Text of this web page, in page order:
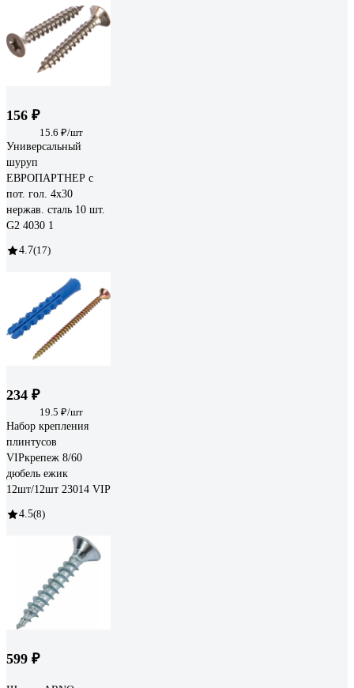
156 ₽
15.6 ₽/шт
Универсальный
шуруп
ЕВРОПАРТНЕР с
пот. гол. 4х30
нержав. сталь 10 шт.
G2 4030 1
4.7(17)
234 ₽
19.5 ₽/шт
Набор крепления
плинтусов
VIPкрепеж 8/60
дюбель ежик
12шт/12шт 23014 VIP
4.5(8)
599 ₽